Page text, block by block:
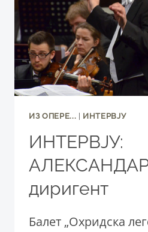
(SNT):
MAKING
MUSIC
WITH
PEOPLE
BRINGS
GREAT
ИЗ ОПЕРE... ИНТЕРВЈУ
ИНТЕРВЈУ:
диригент
Балет „Охридска